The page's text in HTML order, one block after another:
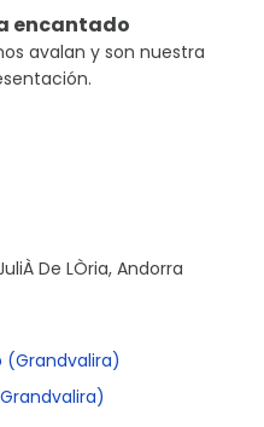
encantado
avalan y son nuestra
De LÒria, Andorra
(Grandvalira)